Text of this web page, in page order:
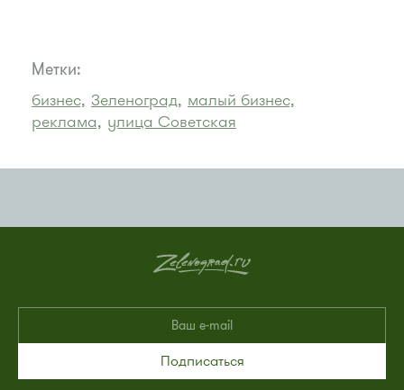
Метки:
бизнес, Зеленоград, малый бизнес,
реклама, улица Советская
Подписаться